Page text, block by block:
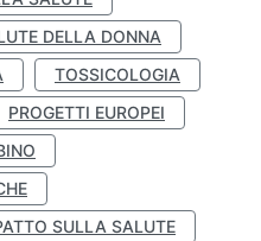
DELLA DONNA
TOSSICOLOGIA
PROGETTI EUROPEI
SULLA SALUTE